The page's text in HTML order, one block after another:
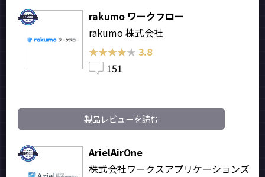
rakumo ワークフロー
rakumo 株式会社
★★★★★
★★★★★ 3.8
151
製品レビューを読む
ArielAirOne
株式会社ワークスアプリケーションズ